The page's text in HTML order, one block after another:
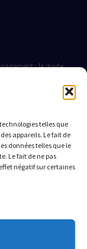
telles que
appareils. Le fait de
données telles que le
Le fait de ne pas
négatif sur certaines
: le guide
PME : 3 histoires
management